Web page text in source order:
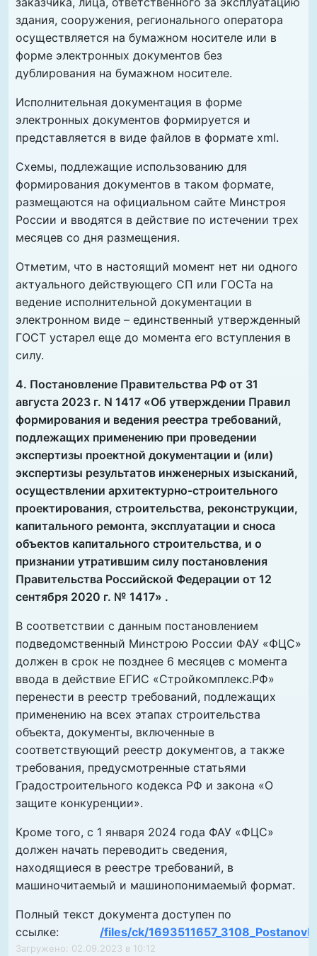
здания, сооружения, регионального оператора
осуществляется на бумажном носителе или в
форме электронных документов без
дублирования на бумажном носителе.
Исполнительная документация в форме
электронных документов формируется и
представляется в виде файлов в формате xml.
Схемы, подлежащие использованию для
формирования документов в таком формате,
размещаются на официальном сайте Минстроя
России и вводятся в действие по истечении трех
месяцев со дня размещения.
Отметим, что в настоящий момент нет ни одного
актуального действующего СП или ГОСТа на
ведение исполнительной документации в
электронном виде – единственный утвержденный
ГОСТ устарел еще до момента его вступления в
силу.
4. Постановление Правительства РФ от 31
августа 2023 г. N 1417 «Об утверждении Правил
формирования и ведения реестра требований,
подлежащих применению при проведении
экспертизы проектной документации и (или)
экспертизы результатов инженерных изысканий,
осуществлении архитектурно-строительного
проектирования, строительства, реконструкции,
капитального ремонта, эксплуатации и сноса
объектов капитального строительства, и о
признании утратившим силу постановления
Правительства Российской Федерации от 12
сентября 2020 г. № 1417» .
В соответствии с данным постановлением
подведомственный Минстрою России ФАУ «ФЦС»
должен в срок не позднее 6 месяцев с момента
ввода в действие ЕГИС «Стройкомплекс.РФ»
перенести в реестр требований, подлежащих
применению на всех этапах строительства
объекта, документы, включенные в
соответствующий реестр документов, а также
требования, предусмотренные статьями
Градостроительного кодекса РФ и закона «О
защите конкуренции».
Кроме того, с 1 января 2024 года ФАУ «ФЦС»
должен начать переводить сведения,
находящиеся в реестре требований, в
машиночитаемый и машинопонимаемый формат.
Полный текст документа доступен по
ссылке:
/files/ck/
Загружено: 02.09.2023 в 10:12